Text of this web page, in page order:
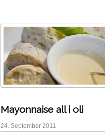
Mayonnaise all i oli
24. September 2011